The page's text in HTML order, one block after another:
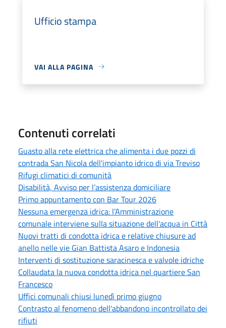
Ufficio stampa
VAI ALLA PAGINA
Contenuti correlati
Guasto alla rete elettrica che alimenta i due pozzi di
contrada San Nicola dell'impianto idrico di via Treviso
Rifugi climatici di comunità
Disabilità, Avviso per l’assistenza domiciliare
Primo appuntamento con Bar Tour 2026
Nessuna emergenza idrica: l’Amministrazione
comunale interviene sulla situazione dell'acqua in Città
Nuovi tratti di condotta idrica e relative chiusure ad
anello nelle vie Gian Battista Asaro e Indonesia
Interventi di sostituzione saracinesca e valvole idriche
Collaudata la nuova condotta idrica nel quartiere San
Francesco
Uffici comunali chiusi lunedì primo giugno
Contrasto al fenomeno dell'abbandono incontrollato dei
rifiuti